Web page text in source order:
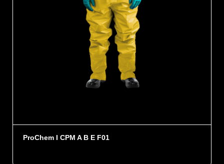
ProChem I CPM A B E F01